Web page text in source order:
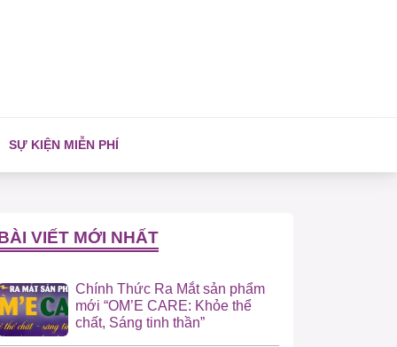
SỰ KIỆN MIỄN PHÍ
VIẾT MỚI NHẤT
Chính Thức Ra Mắt sản phẩm
mới “OM’E CARE: Khỏe thể
chất, Sáng tinh thần”